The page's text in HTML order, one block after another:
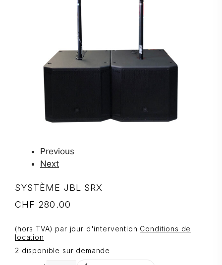
Previous
Next
SYSTÈME JBL SRX
CHF 280.00
(hors TVA) par jour d'intervention Conditions de
location
2 disponible sur demande